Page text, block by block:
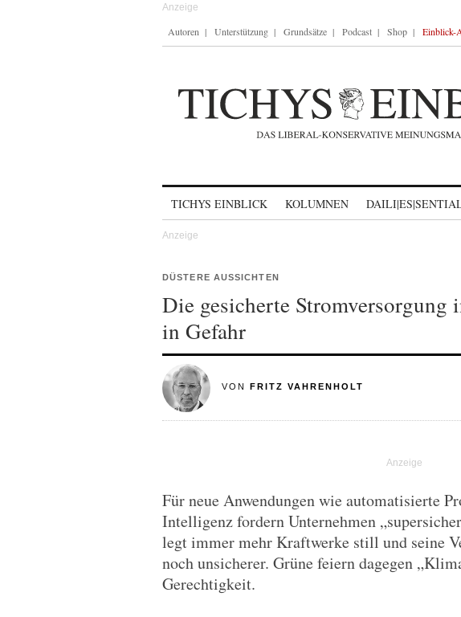
Autoren Unterstützung Grundsätze Podcast Shop Einblick-
TICHYS EINBLICK KOLUMNEN
DÜSTERE AUSSICHTEN
Die gesicherte Stromversorgung
in Gefahr
VON FRITZ VAHRENHOLT
Für neue Anwendungen wie automatisierte
Intelligenz fordern Unternehmen
legt immer mehr Kraftwerke still und seine
noch unsicherer. Grüne feiern dagegen
Gerechtigkeit.